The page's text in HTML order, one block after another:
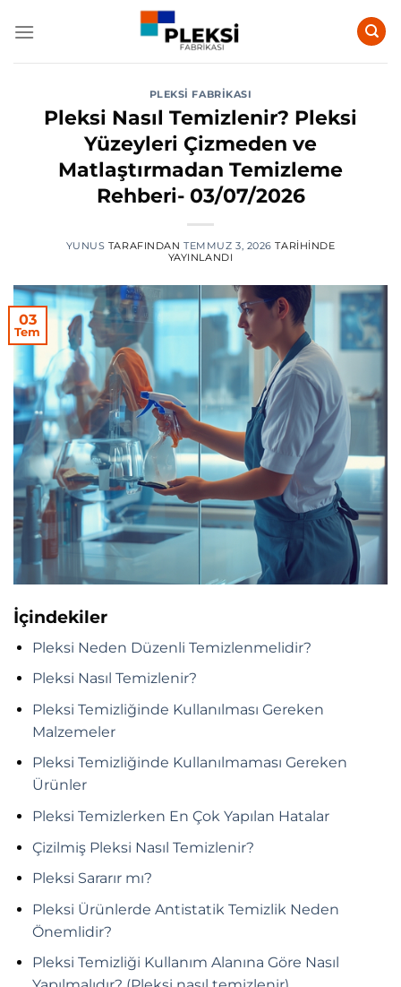
atla
PLEKSI FABRIKASI
Pleksi Nasıl Temizlenir? Pleksi
Yüzeyleri Çizmeden ve
Matlaştırmadan Temizleme
Rehberi- 03/07/2026
YUNUS TARAFINDAN TEMMUZ 3, 2026 TARIHINDE
YAYINLANDI
03
Tem
İçindekiler
Pleksi Neden Düzenli Temizlenmelidir?
Pleksi Nasıl Temizlenir?
Pleksi Temizliğinde Kullanılması Gereken
Malzemeler
Pleksi Temizliğinde Kullanılmaması Gereken
Ürünler
Pleksi Temizlerken En Çok Yapılan Hatalar
Çizilmiş Pleksi Nasıl Temizlenir?
Pleksi Sararır mı?
Pleksi Ürünlerde Antistatik Temizlik Neden
Önemlidir?
Pleksi Temizliği Kullanım Alanına Göre Nasıl